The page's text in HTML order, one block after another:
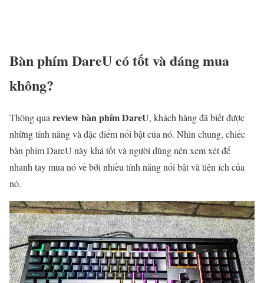
Bàn phím DareU có tốt và đáng mua
không?
Thông quareview bàn phím DareU, khách hàng đã biết được
những tính năng và đặc điểm nổi bật của nó. Nhìn chung, chiếc
bàn phím DareU này khá tốt và người dùng nên xem xét để
nhanh tay mua nó về bởi nhiều tính năng nổi bật và tiện ích của
nó.